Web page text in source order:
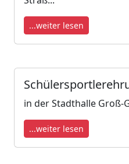
...weiter lesen
in der Stadthalle Groß-
...weiter lesen